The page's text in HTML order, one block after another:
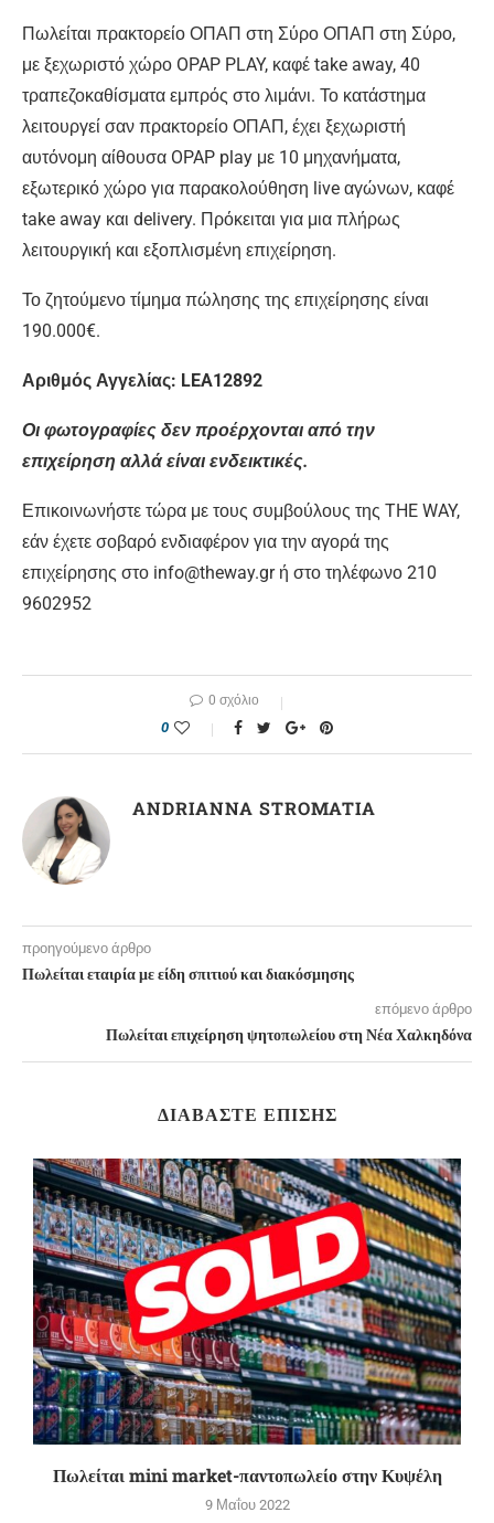
Πωλείται πρακτορείο ΟΠΑΠ στη Σύρο ΟΠΑΠ στη Σύρο,
με ξεχωριστό χώρο OPAP PLAY, καφέ take away, 40
τραπεζοκαθίσματα εμπρός στο λιμάνι. Το κατάστημα
λειτουργεί σαν πρακτορείο ΟΠΑΠ, έχει ξεχωριστή
αυτόνομη αίθουσα OPAP play με 10 μηχανήματα,
εξωτερικό χώρο για παρακολούθηση live αγώνων, καφέ
take away και delivery. Πρόκειται για μια πλήρως
λειτουργική και εξοπλισμένη επιχείρηση.
Το ζητούμενο τίμημα πώλησης της επιχείρησης είναι
190.000€.
Αριθμός Αγγελίας: LEA12892
Οι φωτογραφίες δεν προέρχονται από την
επιχείρηση αλλά είναι ενδεικτικές.
Επικοινωνήστε τώρα με τους συμβούλους της THE WAY,
εάν έχετε σοβαρό ενδιαφέρον για την αγορά της
επιχείρησης στο info@theway.gr ή στο τηλέφωνο 210
9602952
0 σχόλιο
0
ANDRIANNA STROMATIA
προηγούμενο άρθρο
Πωλείται εταιρία με είδη σπιτιού και διακόσμησης
επόμενο άρθρο
Πωλείται επιχείρηση ψητοπωλείου στη Νέα Χαλκηδόνα
ΔΙΑΒΆΣΤΕ ΕΠΊΣΗΣ
Πωλείται mini market-παντοπωλείο στην Κυψέλη
9 Μαΐου 2022